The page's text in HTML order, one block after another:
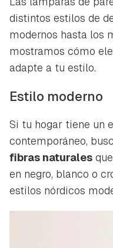
distintos estilos de
modernos hasta los
mostramos cómo
adapte a tu estilo.
Estilo moderno
Si tu hogar tiene un
contemporáneo,
fibras naturales
en negro, blanco o
estilos nórdicos